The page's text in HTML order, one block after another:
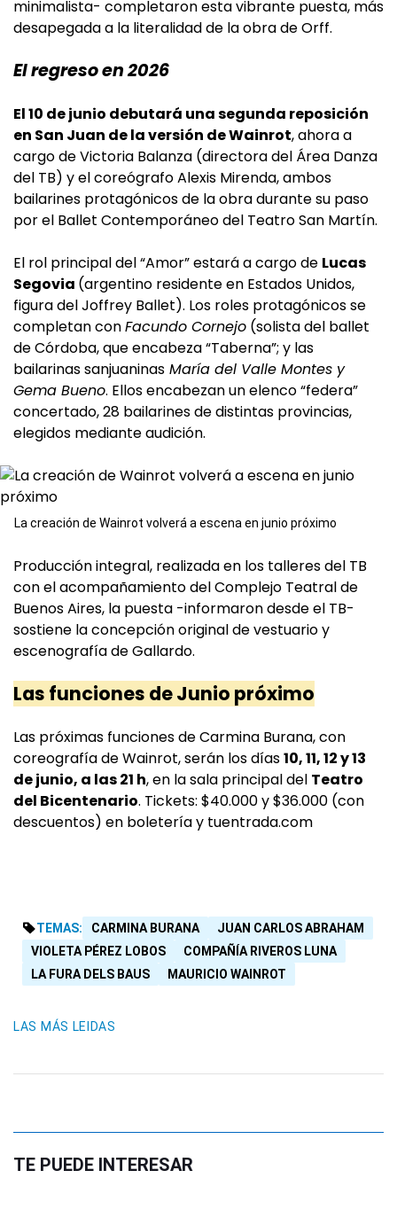
minimalista- completaron esta vibrante puesta, más
desapegada a la literalidad de la obra de Orff.
El regreso en 2026
El 10 de junio debutará una segunda reposición
en San Juan de la versión de Wainrot, ahora a
cargo de Victoria Balanza (directora del Área Danza
del TB) y el coreógrafo Alexis Mirenda, ambos
bailarines protagónicos de la obra durante su paso
por el Ballet Contemporáneo del Teatro San Martín.
El rol principal del “Amor” estará a cargo de Lucas
Segovia (argentino residente en Estados Unidos,
figura del Joffrey Ballet). Los roles protagónicos se
completan conFacundo Cornejo (solista del ballet
de Córdoba, que encabeza “Taberna”; y las
bailarinas sanjuaninas María del Valle Montes y
Gema Bueno. Ellos encabezan un elenco “federa”
concertado, 28 bailarines de distintas provincias,
elegidos mediante audición.
La creación de Wainrot volverá a escena en junio próximo
Producción integral, realizada en los talleres del TB
con el acompañamiento del Complejo Teatral de
Buenos Aires, la puesta -informaron desde el TB-
sostiene la concepción original de vestuario y
escenografía de Gallardo.
Las funciones de Junio próximo
Las próximas funciones de Carmina Burana, con
coreografía de Wainrot, serán los días10, 11, 12 y 13
de junio, a las 21 h, en la sala principal del Teatro
del Bicentenario. Tickets: $40.000 y $36.000 (con
descuentos) en boletería y tuentrada.com
TEMAS: CARMINA BURANA
JUAN CARLOS ABRAHAM
VIOLETA PÉREZ LOBOS
COMPAÑÍA RIVEROS LUNA
LA FURA DELS BAUS
MAURICIO WAINROT
LAS MÁS LEIDAS
TE PUEDE INTERESAR